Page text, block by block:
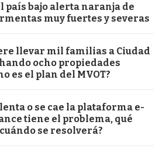
país bajo alerta naranja de
muy fuertes y severas
llevar mil familias a Ciudad
ocho propiedades
es el plan del MVOT?
o se cae la plataforma e-
tiene el problema, qué
se resolverá?